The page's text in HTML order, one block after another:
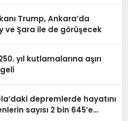
Trump, Ankara’da
ve Şara ile de görüşecek
yıl kutlamalarına aşırı
depremlerde hayatını
sayısı 2 bin 645’e